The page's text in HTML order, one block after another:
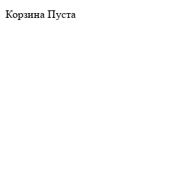
Корзина Пуста